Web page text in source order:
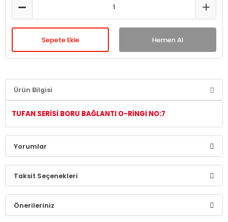
Sepete Ekle Hemen Al
Ürün Bilgisi
TUFAN SERİSİ BORU BAĞLANTI O-RİNGİ NO:7
Yorumlar
Bu ürüne ilk yorumu siz yapın!
Yorum Yaz
Taksit Seçenekleri
Önerileriniz